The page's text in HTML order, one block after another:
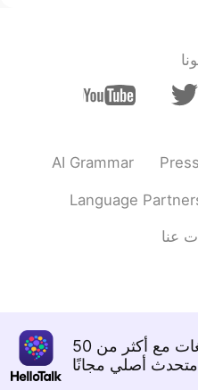
AI Grammar
Language
عنا
تعلم اللغات مع أكثر من 50